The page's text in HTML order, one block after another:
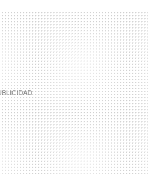
MAIL